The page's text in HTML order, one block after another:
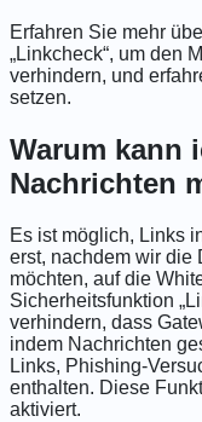
Erfahren Sie mehr
„Linkcheck“, um den
verhindern, und
setzen.
Warum kann
Nachrichten
Es ist möglich, Links
erst, nachdem wir die
möchten, auf die
Sicherheitsfunktion
verhindern, dass
indem Nachrichten
Links, Phishing-
enthalten. Diese
aktiviert.